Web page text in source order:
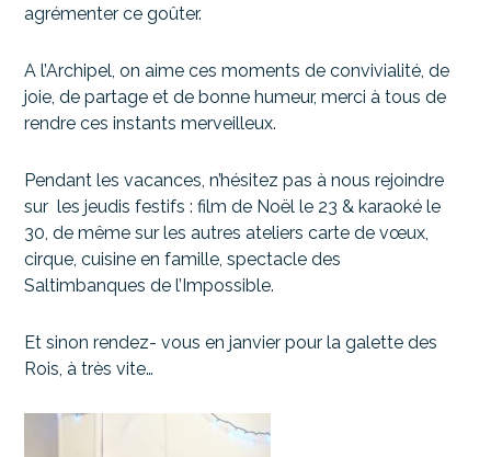
agrémenter ce goûter.
A l’Archipel, on aime ces moments de convivialité, de
joie, de partage et de bonne humeur, merci à tous de
rendre ces instants merveilleux.
Pendant les vacances, n’hésitez pas à nous rejoindre
sur les jeudis festifs : film de Noël le 23 & karaoké le
30, de même sur les autres ateliers carte de vœux,
cirque, cuisine en famille, spectacle des
Saltimbanques de l’Impossible.
Et sinon rendez- vous en janvier pour la galette des
Rois, à très vite…